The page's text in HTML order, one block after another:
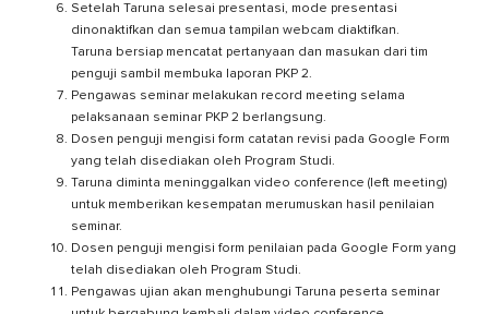
Setelah Taruna selesai presentasi, mode presentasi
dinonaktifkan dan semua tampilan webcam diaktifkan.
Taruna bersiap mencatat pertanyaan dan masukan dari tim
penguji sambil membuka laporan PKP 2.
Pengawas seminar melakukan record meeting selama
pelaksanaan seminar PKP 2 berlangsung.
Dosen penguji mengisi form catatan revisi pada Google Form
yang telah disediakan oleh Program Studi.
Taruna diminta meninggalkan video conference (left meeting)
untuk memberikan kesempatan merumuskan hasil penilaian
seminar.
Dosen penguji mengisi form penilaian pada Google Form yang
telah disediakan oleh Program Studi.
Pengawas ujian akan menghubungi Taruna peserta seminar